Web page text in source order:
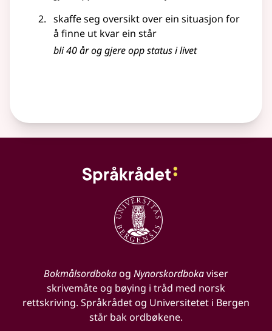
skaffe seg oversikt over ein situasjon for
å finne ut kvar ein står
bli 40 år og gjere opp status i livet
Bokmålsordbokaog Nynorskordbokaviser
skrivemåte og bøying i tråd med norsk
rettskriving. Språkrådet og Universitetet i Bergen
står bak ordbøkene.